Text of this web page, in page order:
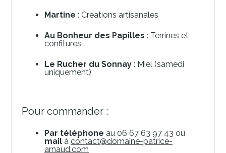
Martine : Créations artisanales
Au Bonheur des Papilles : Terrines et
confitures
Le Rucher du Sonnay : Miel (samedi
uniquement)
Pour commander :
Par téléphone au 06 67 63 97 43 ou
mail à contact@domaine-patrice-
arnaud.com